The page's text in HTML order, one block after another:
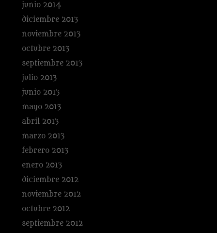
junio 2014
diciembre 2013
noviembre 2013
octubre 2013
septiembre 2013
julio 2013
junio 2013
mayo 2013
abril 2013
marzo 2013
febrero 2013
enero 2013
diciembre 2012
noviembre 2012
octubre 2012
septiembre 2012